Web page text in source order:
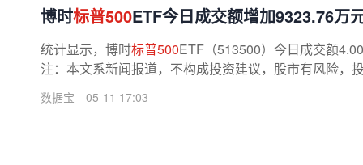
博时标普500ETF今日成交额增加9323.76万
统计显示，博时标普500ETF（513500）今日成交额
注：本文系新闻报道，不构成投资建议，股市有风险，
数据宝 05-11 17:03